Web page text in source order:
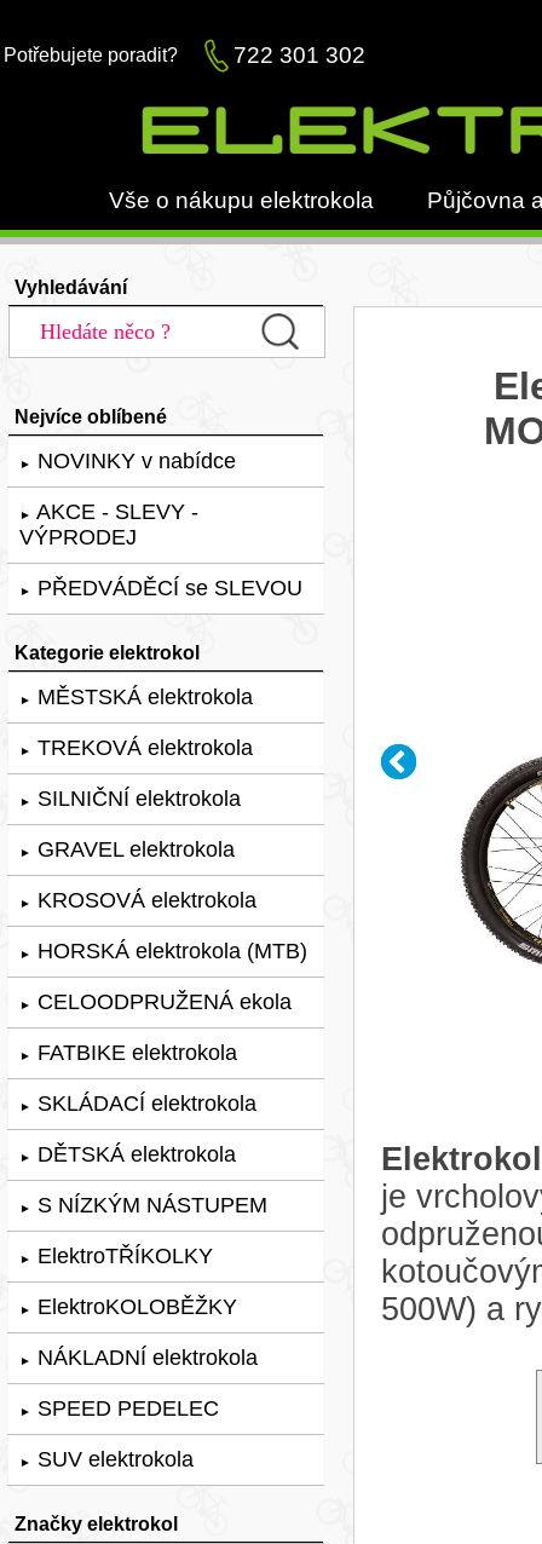
Potřebujete poradit? 722 301 302
Vše o nákupu elektrokola Půjčovna
Vyhledávání
Nejvíce oblíbené
► NOVINKY v nabídce
► AKCE - SLEVY -
VÝPRODEJ
► PŘEDVÁDĚCÍ se SLEVOU
Kategorie elektrokol
► MĚSTSKÁ elektrokola
► TREKOVÁ elektrokola
► SILNIČNÍ elektrokola
► GRAVEL elektrokola
► KROSOVÁ elektrokola
► HORSKÁ elektrokola (MTB)
► CELOODPRUŽENÁ ekola
► FATBIKE elektrokola
► SKLÁDACÍ elektrokola
► DĚTSKÁ elektrokola
► S NÍZKÝM NÁSTUPEM
► ElektroTŘÍKOLKY
► ElektroKOLOBĚŽKY
► NÁKLADNÍ elektrokola
► SPEED PEDELEC
► SUV elektrokola
Značky elektrokol
je
500W) a